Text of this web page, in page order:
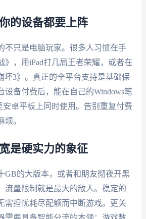
的设备都要上阵
不只是电脑玩家。很多人习惯在手
》，用iPad打几局王者荣耀，或者在
坏3》。真正的全平台支持是基础保
设备付费后，能在自己的Windows笔
安卓平板上同时使用。告别重复付费
。
是硬实力的象征
GB的大版本，或者和朋友彻夜开黑
流量限制就是最大的敌人。稳定的
需担忧耗尽配额而中断游戏。更关